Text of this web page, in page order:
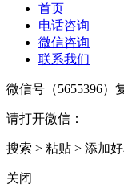
首页
电话咨询
微信咨询
联系我们
微信号（5655396）
请打开微信：
搜索 > 粘贴 > 添加
关闭